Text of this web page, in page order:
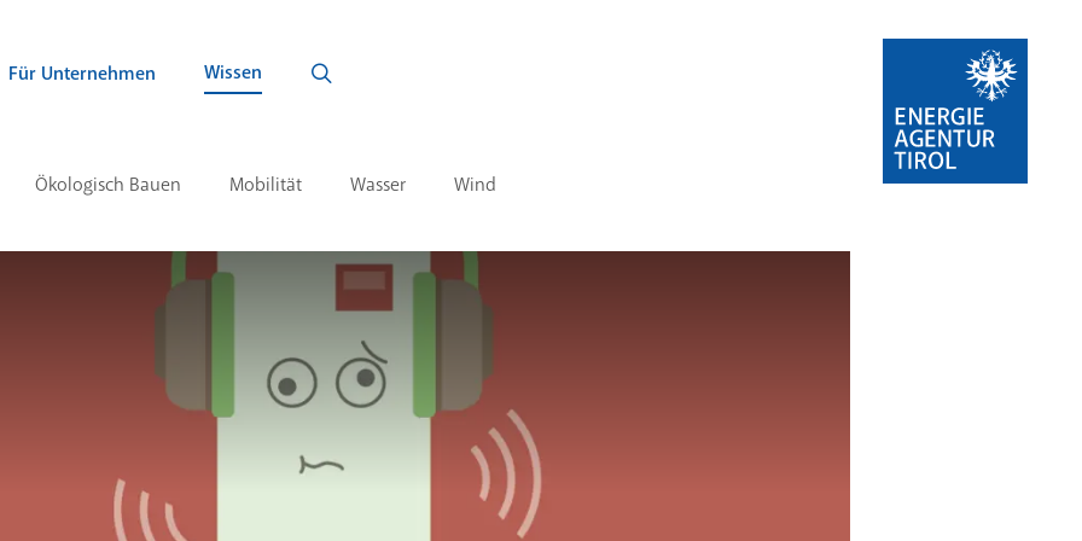
Für Unternehmen Wissen
Ökologisch Bauen Mobilität Wasser Wind